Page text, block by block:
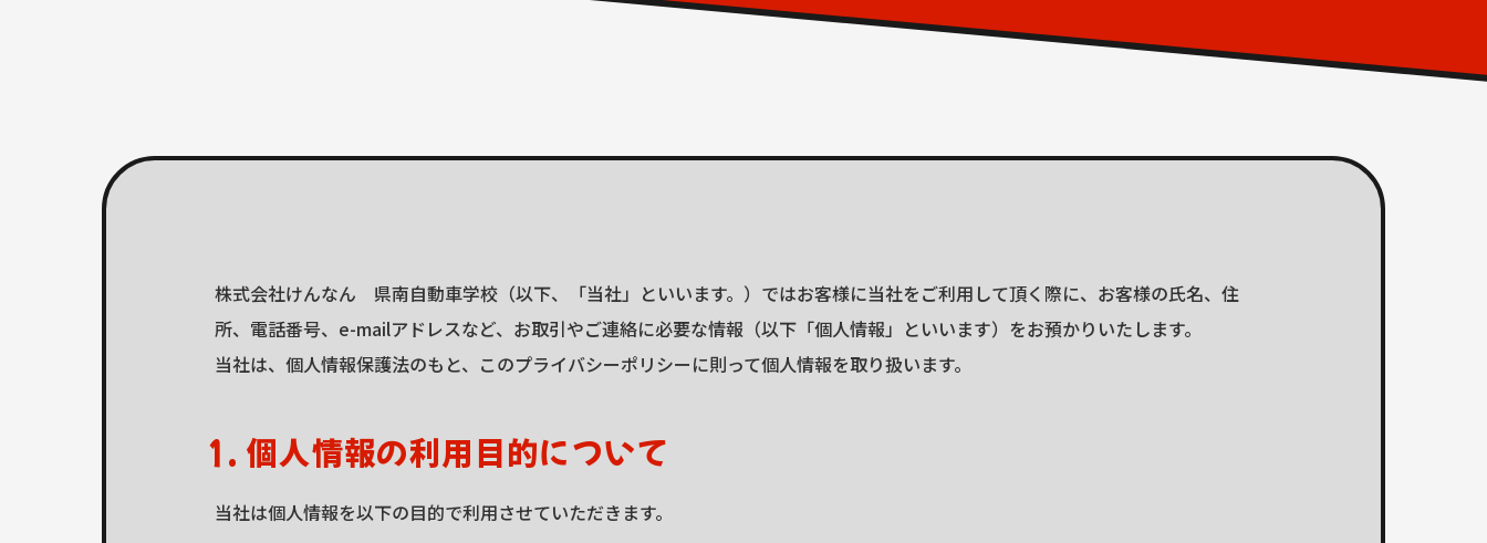
株式会社けんなん 県南自動車学校（以下、「当社」といいます。）ではお客様に当社をご利用して頂く際に、お客様の氏名、住
所、電話番号、e-mailアドレスなど、お取引やご連絡に必要な情報（以下「個人情報」といいます）をお預かりいたします。
当社は、個人情報保護法のもと、このプライバシーポリシーに則って個人情報を取り扱います。
1. 個人情報の利用目的について
当社は個人情報を以下の目的で利用させていただきます。